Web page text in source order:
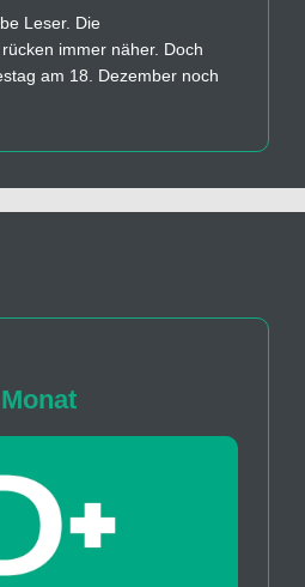
Leser. Die
immer näher. Doch
am 18. Dezember noch